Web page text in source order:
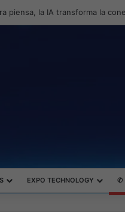
y el gaming con la
EXPO TECHNOLOGY ✆